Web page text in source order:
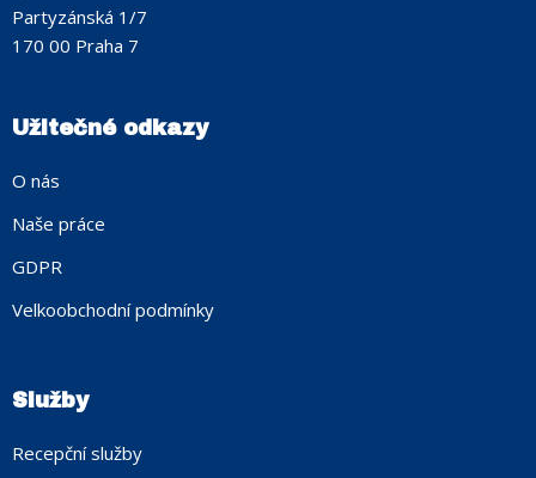
Partyzánská 1/7
170 00 Praha 7
Užitečné odkazy
O nás
Naše práce
GDPR
Velkoobchodní podmínky
Služby
Recepční služby